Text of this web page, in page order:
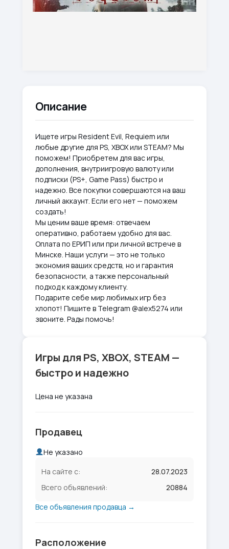
Описание
Ищете игры Resident Evil, Requiem или
любые другие для PS, XBOX или STEAM? Мы
поможем! Приобретем для вас игры,
дополнения, внутриигровую валюту или
подписки (PS+, Game Pass) быстро и
надежно. Все покупки совершаются на ваш
личный аккаунт. Если его нет — поможем
создать!
Мы ценим ваше время: отвечаем
оперативно, работаем удобно для вас.
Оплата по ЕРИП или при личной встрече в
Минске. Наши услуги — это не только
экономия ваших средств, но и гарантия
безопасности, а также персональный
подход к каждому клиенту.
Подарите себе мир любимых игр без
хлопот! Пишите в Telegram @alex5274 или
звоните. Рады помочь!
Игры для PS, XBOX, STEAM —
быстро и надежно
Цена не указана
Продавец
Не указано
На сайте с:
28.07.2023
Всего объявлений:
20884
Все объявления продавца →
Расположение